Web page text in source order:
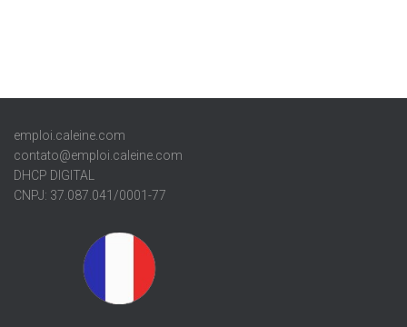
emploi.caleine.com
contato@emploi.caleine.com
DHCP DIGITAL
CNPJ: 37.087.041/0001-77